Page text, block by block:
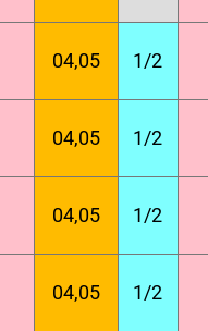
04,05 1/2
04,05 1/2
04,05 1/2
04,05 1/2